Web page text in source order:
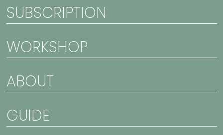
SUBSCRIPTION
WORKSHOP
ABOUT
GUIDE